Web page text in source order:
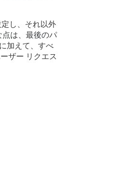
し、それ以外
点は、最後のパ
加えて、すべ
ザー リクエス